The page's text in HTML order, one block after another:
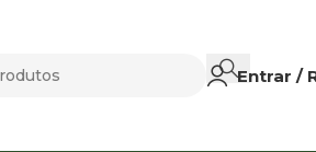
Entrar /